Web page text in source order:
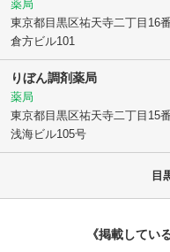
薬局
東京都目黒区祐天寺二丁目16
倉方ビル101
りぼん調剤薬局
薬局
東京都目黒区祐天寺二丁目15
浅海ビル105号
目
《掲載してい